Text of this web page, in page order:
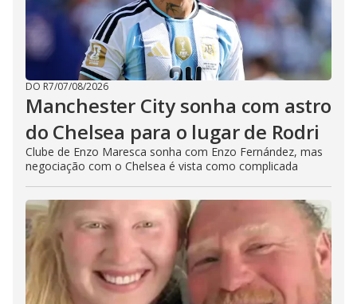
DO R7/07/08/2026
Manchester City sonha com astro
do Chelsea para o lugar de Rodri
Clube de Enzo Maresca sonha com Enzo Fernández, mas
negociação com o Chelsea é vista como complicada